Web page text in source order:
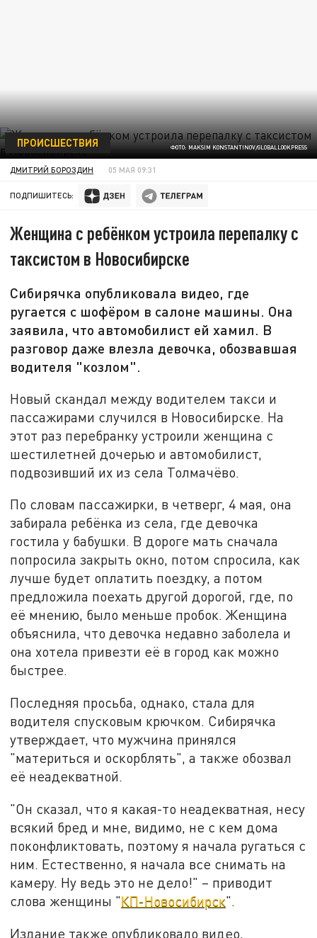
ФОТО: MAKSIM KONSTANTINOV/GLOBALLOOKPRESS
ПРОИСШЕСТВИЯ
ДМИТРИЙ БОРОЗДИН 05 МАЯ 09:31
ПОДПИШИТЕСЬ:
Женщина с ребёнком устроила перепалку с
таксистом в Новосибирске
Сибирячка опубликовала видео, где
ругается с шофёром в салоне машины. Она
заявила, что автомобилист ей хамил. В
разговор даже влезла девочка, обозвавшая
водителя "козлом".
Новый скандал между водителем такси и
пассажирами случился в Новосибирске. На
этот раз перебранку устроили женщина с
шестилетней дочерью и автомобилист,
подвозивший их из села Толмачёво.
По словам пассажирки, в четверг, 4 мая, она
забирала ребёнка из села, где девочка
гостила у бабушки. В дороге мать сначала
попросила закрыть окно, потом спросила, как
лучше будет оплатить поездку, а потом
предложила поехать другой дорогой, где, по
её мнению, было меньше пробок. Женщина
объяснила, что девочка недавно заболела и
она хотела привезти её в город как можно
быстрее.
Последняя просьба, однако, стала для
водителя спусковым крючком. Сибирячка
утверждает, что мужчина принялся
"материться и оскорблять", а также обозвал
её неадекватной.
"Он сказал, что я какая-то неадекватная, несу
всякий бред и мне, видимо, не с кем дома
поконфликтовать, поэтому я начала ругаться с
ним. Естественно, я начала все снимать на
камеру. Ну ведь это не дело!" – приводит
слова женщины "КП-Новосибирск".
Издание также опубликовало видео,